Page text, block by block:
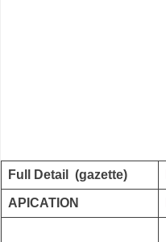
Full Detail (gazette)
APICATION